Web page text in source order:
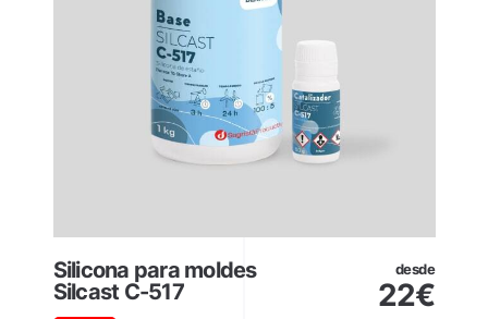
Silicona para moldes
Silcast C-517
desde
22€